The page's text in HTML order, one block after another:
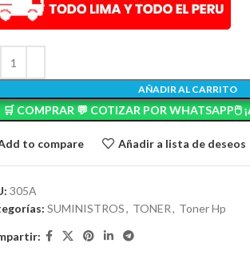
AÑADIR AL CARRITO
🛒 COMPRAR 💬 COTIZAR POR WHATSAPP🖱️
to compare Añadir a lista de deseos
305A
SUMINISTROS , TONER , Toner Hp